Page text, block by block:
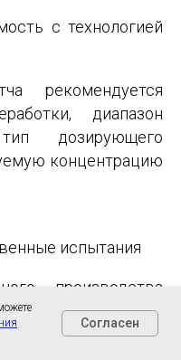
с технологией
рекомендуется
диапазон
дозирующего
концентрацию
испытания
производства
пробную
на действующем
Согласен